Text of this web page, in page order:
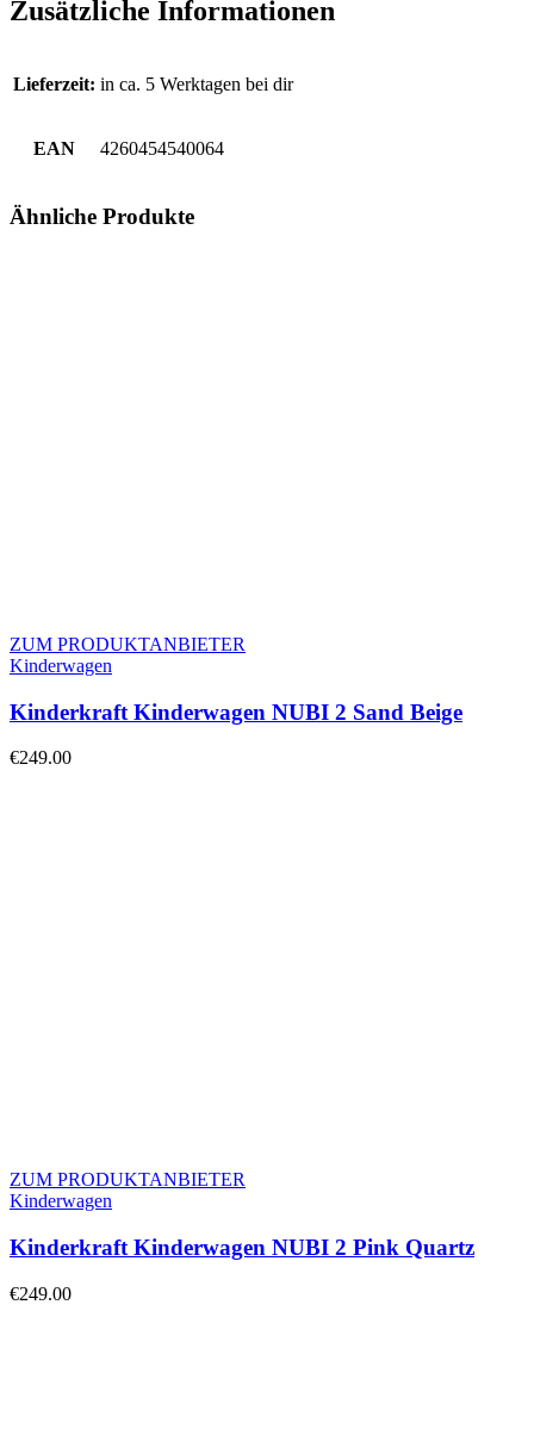
Zusätzliche Informationen
Lieferzeit: in ca. 5 Werktagen bei dir
EAN 4260454540064
Ähnliche Produkte
ZUM PRODUKTANBIETER
Kinderwagen
Kinderkraft Kinderwagen NUBI 2 Sand Beige
€249.00
ZUM PRODUKTANBIETER
Kinderwagen
Kinderkraft Kinderwagen NUBI 2 Pink Quartz
€249.00